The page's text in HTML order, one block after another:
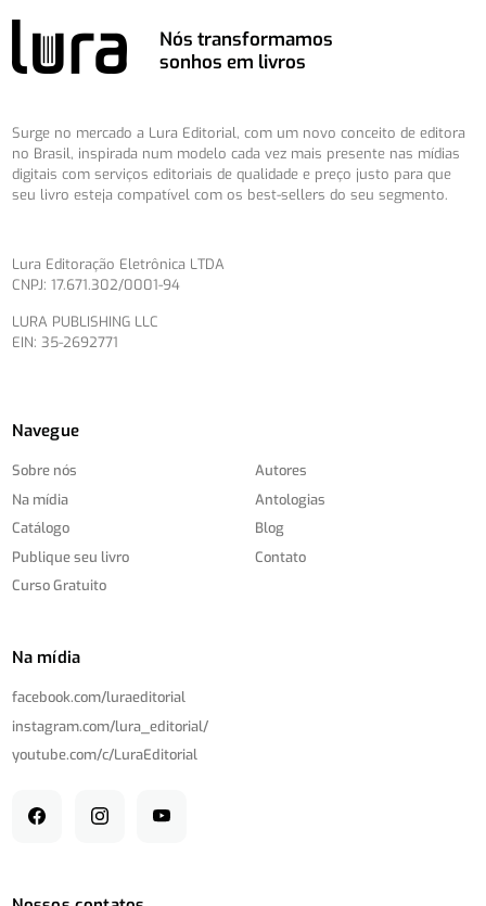
Nós transformamos
sonhos em livros
Surge no mercado a Lura Editorial, com um novo conceito de editora
no Brasil, inspirada num modelo cada vez mais presente nas mídias
digitais com serviços editoriais de qualidade e preço justo para que
seu livro esteja compatível com os best-sellers do seu segmento.
Lura Editoração Eletrônica LTDA
CNPJ: 17.671.302/0001-94
LURA PUBLISHING LLC
EIN: 35-2692771
Navegue
Sobre nós
Na mídia
Catálogo
Publique seu livro
Curso Gratuito
Autores
Antologias
Blog
Contato
Na mídia
facebook.com/luraeditorial
instagram.com/lura_editorial/
youtube.com/c/LuraEditorial